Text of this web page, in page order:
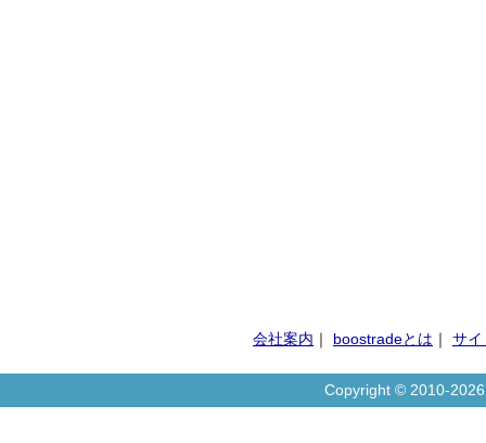
会社案内 ｜ boostradeとは ｜ サイ
Copyright © 2010-